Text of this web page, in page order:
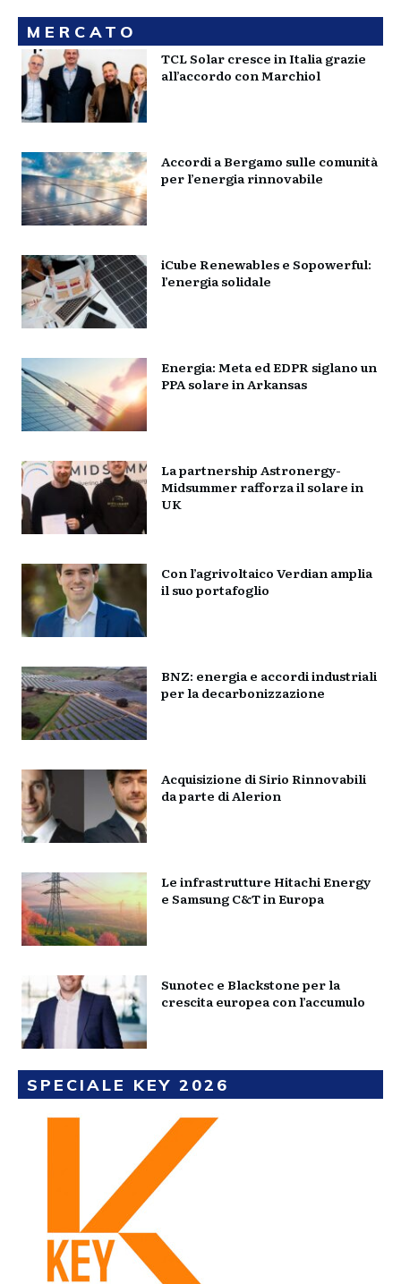
MERCATO
TCL Solar cresce in Italia grazie
all’accordo con Marchiol
Accordi a Bergamo sulle comunità
per l’energia rinnovabile
iCube Renewables e Sopowerful:
l’energia solidale
Energia: Meta ed EDPR siglano un
PPA solare in Arkansas
La partnership Astronergy-
Midsummer rafforza il solare in
UK
Con l’agrivoltaico Verdian amplia
il suo portafoglio
BNZ: energia e accordi industriali
per la decarbonizzazione
Acquisizione di Sirio Rinnovabili
da parte di Alerion
Le infrastrutture Hitachi Energy
e Samsung C&T in Europa
Sunotec e Blackstone per la
crescita europea con l’accumulo
SPECIALE KEY 2026